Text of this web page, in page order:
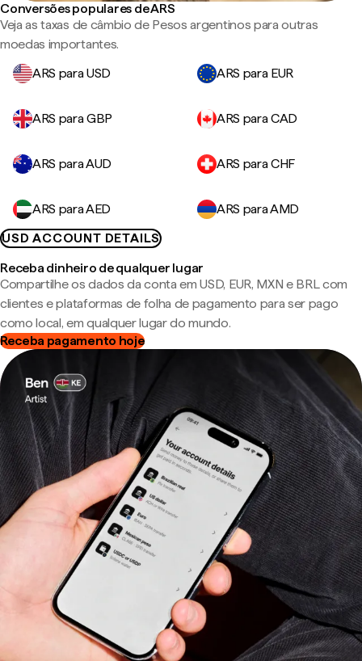
Conversões populares de ARS
Veja as taxas de câmbio de Pesos argentinos para outras
moedas importantes.
ARS para USD
ARS para EUR
ARS para GBP ARS para CAD
ARS para AUD ARS para CHF
ARS para AED
ARS para AMD
USD ACCOUNT DETAILS
Receba dinheiro de qualquer lugar
Compartilhe os dados da conta em USD, EUR, MXN e BRL com
clientes e plataformas de folha de pagamento para ser pago
como local, em qualquer lugar do mundo.
Receba pagamento hoje